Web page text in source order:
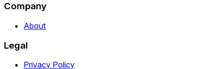
Company
About
Legal
Privacy Policy